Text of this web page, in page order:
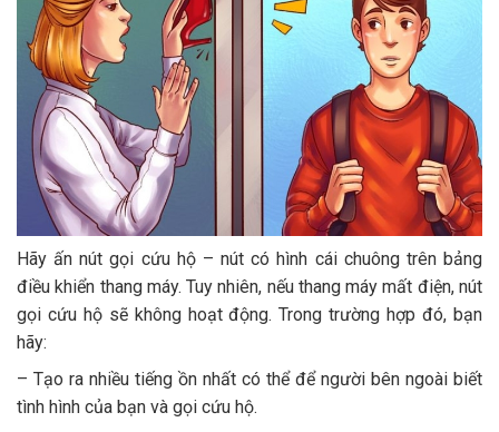
Hãy ấn nút gọi cứu hộ – nút có hình cái chuông trên bảng
điều khiển thang máy. Tuy nhiên, nếu thang máy mất điện, nút
gọi cứu hộ sẽ không hoạt động. Trong trường hợp đó, bạn
hãy:
– Tạo ra nhiều tiếng ồn nhất có thể để người bên ngoài biết
tình hình của bạn và gọi cứu hộ.